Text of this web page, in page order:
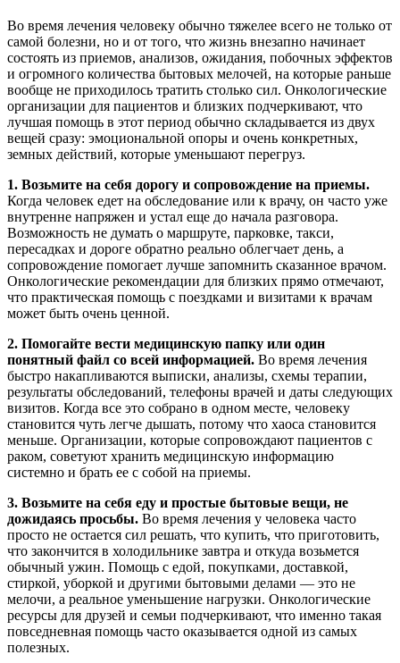
Во время лечения человеку обычно тяжелее всего не только от
самой болезни, но и от того, что жизнь внезапно начинает
состоять из приемов, анализов, ожидания, побочных эффектов
и огромного количества бытовых мелочей, на которые раньше
вообще не приходилось тратить столько сил. Онкологические
организации для пациентов и близких подчеркивают, что
лучшая помощь в этот период обычно складывается из двух
вещей сразу: эмоциональной опоры и очень конкретных,
земных действий, которые уменьшают перегруз.
1. Возьмите на себя дорогу и сопровождение на приемы.
Когда человек едет на обследование или к врачу, он часто уже
внутренне напряжен и устал еще до начала разговора.
Возможность не думать о маршруте, парковке, такси,
пересадках и дороге обратно реально облегчает день, а
сопровождение помогает лучше запомнить сказанное врачом.
Онкологические рекомендации для близких прямо отмечают,
что практическая помощь с поездками и визитами к врачам
может быть очень ценной.
2. Помогайте вести медицинскую папку или один
понятный файл со всей информацией. Во время лечения
быстро накапливаются выписки, анализы, схемы терапии,
результаты обследований, телефоны врачей и даты следующих
визитов. Когда все это собрано в одном месте, человеку
становится чуть легче дышать, потому что хаоса становится
меньше. Организации, которые сопровождают пациентов с
раком, советуют хранить медицинскую информацию
системно и брать ее с собой на приемы.
3. Возьмите на себя еду и простые бытовые вещи, не
дожидаясь просьбы. Во время лечения у человека часто
просто не остается сил решать, что купить, что приготовить,
что закончится в холодильнике завтра и откуда возьмется
обычный ужин. Помощь с едой, покупками, доставкой,
стиркой, уборкой и другими бытовыми делами — это не
мелочи, а реальное уменьшение нагрузки. Онкологические
ресурсы для друзей и семьи подчеркивают, что именно такая
повседневная помощь часто оказывается одной из самых
полезных.